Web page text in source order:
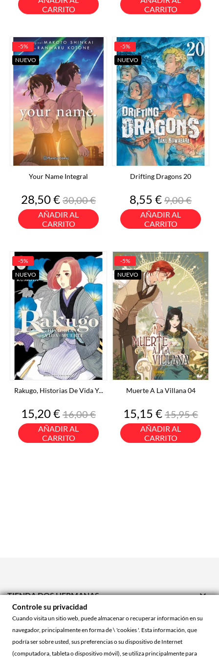
CARRITO
CARRITO
Your Name Integral
Precio
28,50 €Precio
base
30,00 €
AÑADIR AL
CARRITO
-5%
NUEVO
Drifting Dragons 20
Precio
8,55 €Precio
base
9,00 €
AÑADIR AL
CARRITO
-5%
NUEVO
Rakugo, Historias De Vida Y...
Precio
15,20 €Precio
base
16,00 €
AÑADIR AL
CARRITO
-5%
NUEVO
Muerte A La Villana 04
Precio
15,15 €Precio
base
15,95 €
AÑADIR AL
CARRITO
-5%
NUEVO
TIENDA DOS HERMANAS 
TIENDA ONLINE 
ACCOUNT
Controle su privacidad
Cuando visita un sitio web, puede almacenar o recuperar información en su
navegador, principalmente en forma de \ 'cookies '. Esta información, que
podría ser sobre usted, sus preferencias o su dispositivo de Internet
(computadora, tableta o dispositivo móvil), se utiliza principalmente para